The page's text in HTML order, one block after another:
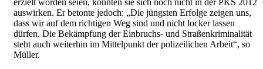
erzielt worden seien, könnten sie sich noch nicht in der PKS 2012
auswirken. Er betonte jedoch: „Die jüngsten Erfolge zeigen uns,
dass wir auf dem richtigen Weg sind und nicht locker lassen
dürfen. Die Bekämpfung der Einbruchs- und Straßenkriminalität
steht auch weiterhin im Mittelpunkt der polizeilichen Arbeit“, so
Müller.